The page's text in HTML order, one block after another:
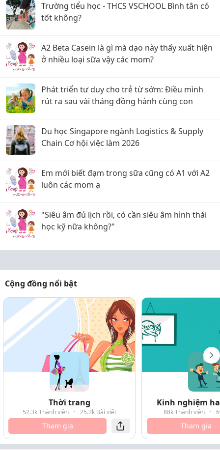
Trường tiểu học - THCS VSCHOOL Bình tân có
tốt không?
A2 Beta Casein là gì mà dạo này thấy xuất hiện
ở nhiều loại sữa vậy các mom?
Phát triển tư duy cho trẻ từ sớm: Điều mình
rút ra sau vài tháng đồng hành cùng con
Du học Singapore ngành Logistics & Supply
Chain Cơ hội việc làm 2026
Em mới biết đạm trong sữa cũng có A1 với A2
luôn các mom ạ
"Siêu âm đủ lịch rồi, có cần siêu âm hình thái
học kỹ nữa không?"
Cộng đồng nổi bật
Thời trang
52.3k Thành viên · 25.2k Bài viết
Tham gia
Kinh nghiệm
88k Thành viên ·
Tham gia